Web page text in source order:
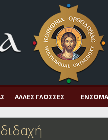
ΆΛΛΕΣ ΓΛΏΣΣΕΣ